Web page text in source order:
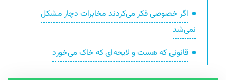
اگر خصوصی فکر می‌کردند مخابرات دچار مشکل
نمی‌شد
قانونی که هست و لایحه‌ای که خاک می‌خورد